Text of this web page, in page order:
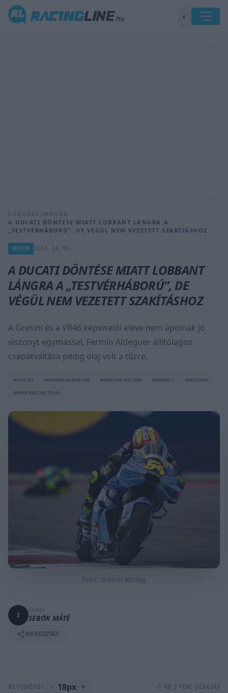
◐
FŐOLDAL MOTOR
A DUCATI DÖNTÉSE MIATT LOBBANT LÁNGRA A
„TESTVÉRHÁBORÚ”, DE VÉGÜL NEM VEZETETT SZAKÍTÁSHOZ
MOTOR
A DUCATI DÖNTÉSE MIATT LOBBANT
LÁNGRA A „TESTVÉRHÁBORÚ”, DE
VÉGÜL NEM VEZETETT SZAKÍTÁSHOZ
A Gresini és a VR46 képviselői eleve nem ápolnak jó
viszonyt egymással, Fermín Aldeguer állítólagos
csapatváltása pedig olaj volt a tűzre.
#DUCATI #FERMÍN ALDEGUER #GRESINI RACING #KIEMELT
#MOTOGP
#VR46 RACING TEAM
Fotó: Gresini Racing
S SEBŐK MÁTÉ
MEGOSZTÁS
BETŰMÉRET: - 18px + ⏱️ KB. 3 PERC OLVASÁS